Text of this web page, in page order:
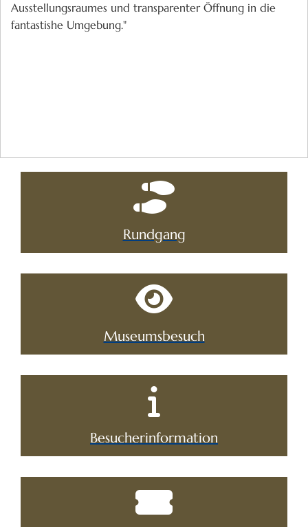
Ausstellungsraumes und transparenter Öffnung in die
fantastishe Umgebung."
Rundgang
Museumsbesuch
Besucherinformation